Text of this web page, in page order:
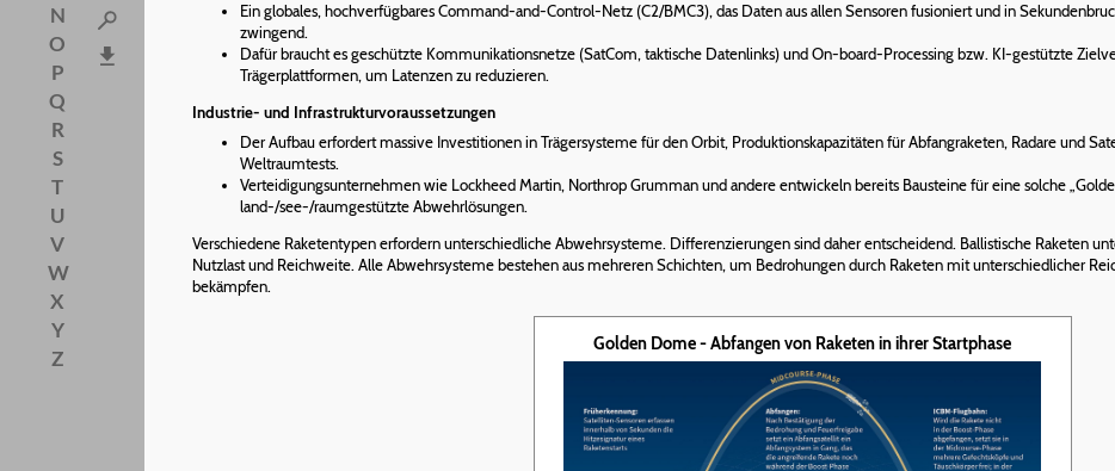
N
O
P
Q
R
S
T
U
V
W
X
Y
Z
Ein globales, hochverfügbares Command-and-Control-Netz (C2/BMC3), das Daten aus allen Sensoren fusioniert und in
zwingend.
Dafür braucht es geschützte Kommunikationsnetze (SatCom, taktische Datenlinks) und On-board-Processing bzw. KI-gestützte
Trägerplattformen, um Latenzen zu reduzieren.
Industrie- und Infrastrukturvoraussetzungen
Der Aufbau erfordert massive Investitionen in Trägersysteme für den Orbit, Produktionskapazitäten für Abfangraketen, Radare und
Weltraumtests.
Verteidigungsunternehmen wie Lockheed Martin, Northrop Grumman und andere entwickeln bereits Bausteine für eine solche
land-/see-/raumgestützte Abwehrlösungen.
Verschiedene Raketentypen erfordern unterschiedliche Abwehrsysteme. Differenzierungen sind daher entscheidend. Ballistische Raketen
Nutzlast und Reichweite. Alle Abwehrsysteme bestehen aus mehreren Schichten, um Bedrohungen durch Raketen mit unterschiedlicher
bekämpfen.
Golden Dome - Abfangen von Raketen in ihrer Startphase